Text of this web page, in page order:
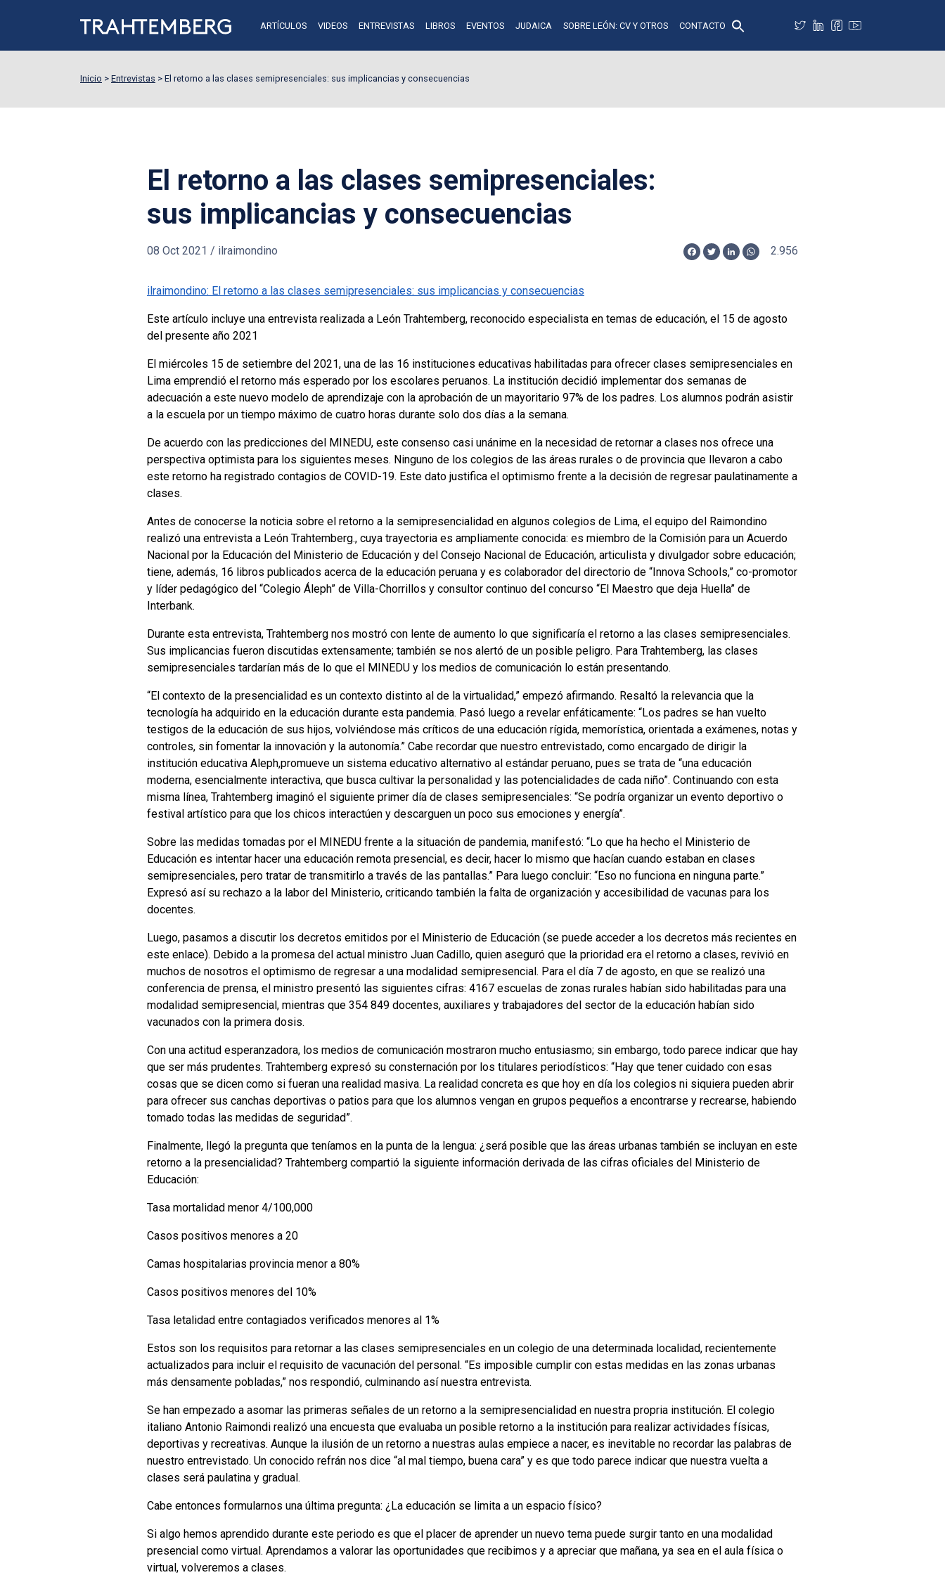
ARTÍCULOS VIDEOS ENTREVISTAS LIBROS EVENTOS JUDAICA SOBRE LEÓN: CV Y OTROS CONTACTO
Inicio > Entrevistas > El retorno a las clases semipresenciales: sus implicancias y consecuencias
El retorno a las clases semipresenciales:
sus implicancias y consecuencias
08 Oct 2021 / ilraimondino
Facebook
TwitterLinkedInWhatsApp
2.956
ilraimondino: El retorno a las clases semipresenciales: sus implicancias y consecuencias
Este artículo incluye una entrevista realizada a León Trahtemberg, reconocido especialista en temas de educación, el 15 de agosto
del presente año 2021
El miércoles 15 de setiembre del 2021, una de las 16 instituciones educativas habilitadas para ofrecer clases semipresenciales en
Lima emprendió el retorno más esperado por los escolares peruanos. La institución decidió implementar dos semanas de
adecuación a este nuevo modelo de aprendizaje con la aprobación de un mayoritario 97% de los padres. Los alumnos podrán asistir
a la escuela por un tiempo máximo de cuatro horas durante solo dos días a la semana.
De acuerdo con las predicciones del MINEDU, este consenso casi unánime en la necesidad de retornar a clases nos ofrece una
perspectiva optimista para los siguientes meses. Ninguno de los colegios de las áreas rurales o de provincia que llevaron a cabo
este retorno ha registrado contagios de COVID-19. Este dato justifica el optimismo frente a la decisión de regresar paulatinamente a
clases.
Antes de conocerse la noticia sobre el retorno a la semipresencialidad en algunos colegios de Lima, el equipo del Raimondino
realizó una entrevista a León Trahtemberg., cuya trayectoria es ampliamente conocida: es miembro de la Comisión para un Acuerdo
Nacional por la Educación del Ministerio de Educación y del Consejo Nacional de Educación, articulista y divulgador sobre educación;
tiene, además, 16 libros publicados acerca de la educación peruana y es colaborador del directorio de “Innova Schools,” co-promotor
y líder pedagógico del “Colegio Áleph” de Villa-Chorrillos y consultor continuo del concurso “El Maestro que deja Huella” de
Interbank.
Durante esta entrevista, Trahtemberg nos mostró con lente de aumento lo que significaría el retorno a las clases semipresenciales.
Sus implicancias fueron discutidas extensamente; también se nos alertó de un posible peligro. Para Trahtemberg, las clases
semipresenciales tardarían más de lo que el MINEDU y los medios de comunicación lo están presentando.
“El contexto de la presencialidad es un contexto distinto al de la virtualidad,” empezó afirmando. Resaltó la relevancia que la
tecnología ha adquirido en la educación durante esta pandemia. Pasó luego a revelar enfáticamente: “Los padres se han vuelto
testigos de la educación de sus hijos, volviéndose más críticos de una educación rígida, memorística, orientada a exámenes, notas y
controles, sin fomentar la innovación y la autonomía.” Cabe recordar que nuestro entrevistado, como encargado de dirigir la
institución educativa Aleph,promueve un sistema educativo alternativo al estándar peruano, pues se trata de “una educación
moderna, esencialmente interactiva, que busca cultivar la personalidad y las potencialidades de cada niño”. Continuando con esta
misma línea, Trahtemberg imaginó el siguiente primer día de clases semipresenciales: “Se podría organizar un evento deportivo o
festival artístico para que los chicos interactúen y descarguen un poco sus emociones y energía”.
Sobre las medidas tomadas por el MINEDU frente a la situación de pandemia, manifestó: “Lo que ha hecho el Ministerio de
Educación es intentar hacer una educación remota presencial, es decir, hacer lo mismo que hacían cuando estaban en clases
semipresenciales, pero tratar de transmitirlo a través de las pantallas.” Para luego concluir: “Eso no funciona en ninguna parte.”
Expresó así su rechazo a la labor del Ministerio, criticando también la falta de organización y accesibilidad de vacunas para los
docentes.
Luego, pasamos a discutir los decretos emitidos por el Ministerio de Educación (se puede acceder a los decretos más recientes en
este enlace). Debido a la promesa del actual ministro Juan Cadillo, quien aseguró que la prioridad era el retorno a clases, revivió en
muchos de nosotros el optimismo de regresar a una modalidad semipresencial. Para el día 7 de agosto, en que se realizó una
conferencia de prensa, el ministro presentó las siguientes cifras: 4167 escuelas de zonas rurales habían sido habilitadas para una
modalidad semipresencial, mientras que 354 849 docentes, auxiliares y trabajadores del sector de la educación habían sido
vacunados con la primera dosis.
Con una actitud esperanzadora, los medios de comunicación mostraron mucho entusiasmo; sin embargo, todo parece indicar que hay
que ser más prudentes. Trahtemberg expresó su consternación por los titulares periodísticos: “Hay que tener cuidado con esas
cosas que se dicen como si fueran una realidad masiva. La realidad concreta es que hoy en día los colegios ni siquiera pueden abrir
para ofrecer sus canchas deportivas o patios para que los alumnos vengan en grupos pequeños a encontrarse y recrearse, habiendo
tomado todas las medidas de seguridad”.
Finalmente, llegó la pregunta que teníamos en la punta de la lengua: ¿será posible que las áreas urbanas también se incluyan en este
retorno a la presencialidad? Trahtemberg compartió la siguiente información derivada de las cifras oficiales del Ministerio de
Educación:
Tasa mortalidad menor 4/100,000
Casos positivos menores a 20
Camas hospitalarias provincia menor a 80%
Casos positivos menores del 10%
Tasa letalidad entre contagiados verificados menores al 1%
Estos son los requisitos para retornar a las clases semipresenciales en un colegio de una determinada localidad, recientemente
actualizados para incluir el requisito de vacunación del personal. “Es imposible cumplir con estas medidas en las zonas urbanas
más densamente pobladas,” nos respondió, culminando así nuestra entrevista.
Se han empezado a asomar las primeras señales de un retorno a la semipresencialidad en nuestra propria institución. El colegio
italiano Antonio Raimondi realizó una encuesta que evaluaba un posible retorno a la institución para realizar actividades físicas,
deportivas y recreativas. Aunque la ilusión de un retorno a nuestras aulas empiece a nacer, es inevitable no recordar las palabras de
nuestro entrevistado. Un conocido refrán nos dice “al mal tiempo, buena cara” y es que todo parece indicar que nuestra vuelta a
clases será paulatina y gradual.
Cabe entonces formularnos una última pregunta: ¿La educación se limita a un espacio físico?
Si algo hemos aprendido durante este periodo es que el placer de aprender un nuevo tema puede surgir tanto en una modalidad
presencial como virtual. Aprendamos a valorar las oportunidades que recibimos y a apreciar que mañana, ya sea en el aula física o
virtual, volveremos a clases.